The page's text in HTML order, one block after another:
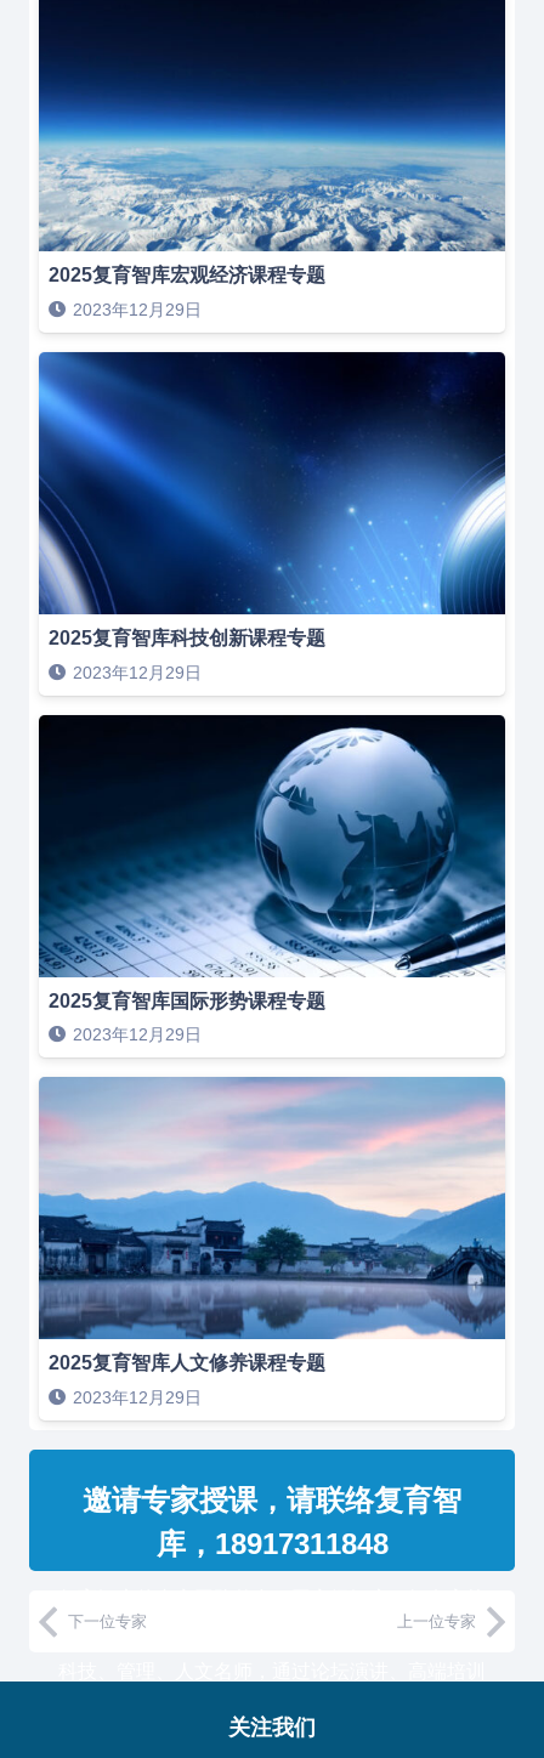
2025复育智库宏观经济课程专题
2023年12月29日
2025复育智库科技创新课程专题
2023年12月29日
2025复育智库国际形势课程专题
2023年12月29日
2025复育智库人文修养课程专题
2023年12月29日
邀请专家授课，请联络复育智
库，18917311848
教授和500强企业高管，汇聚国内外一流的经济、
升维！
下一位专家 上一位专家
关注我们